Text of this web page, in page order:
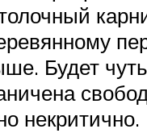
Будет
некритично.